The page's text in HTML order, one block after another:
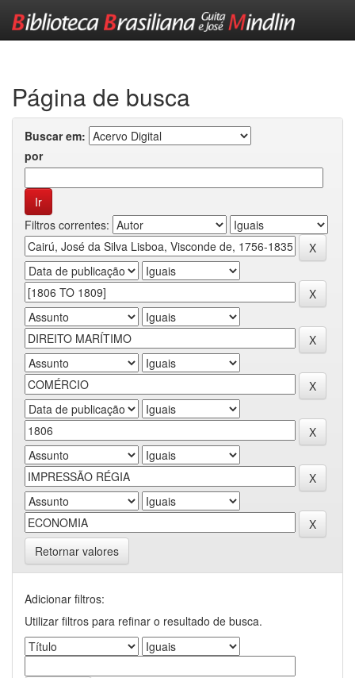
Página de busca
Buscar em:
por
Filtros correntes:
Retornar valores
Adicionar filtros:
Utilizar filtros para refinar o resultado de busca.